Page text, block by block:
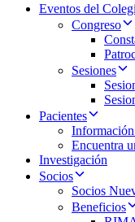
Eventos del
Congreso
Sesiones
Pacientes
Información
Encuentra
Investigación
Socios
Socios
Beneficios